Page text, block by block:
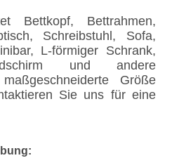
Bettkopf, Bettrahmen,
Schreibstuhl, Sofa,
L-förmiger Schrank,
und andere
Größe
Sie uns für eine